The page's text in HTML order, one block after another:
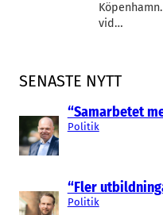
SENASTE NYTT
“Samarbetet
Politik
“Fler
Politik
vid…